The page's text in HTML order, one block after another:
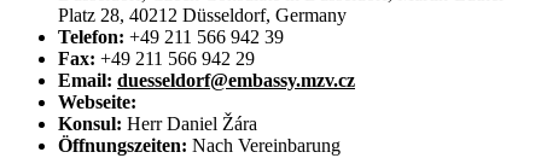
Platz 28, 40212 Düsseldorf, Germany
Telefon: +49 211 566 942 39
Fax: +49 211 566 942 29
Email: duesseldorf@embassy.mzv.cz
Webseite:
Konsul: Herr Daniel Žára
Öffnungszeiten: Nach Vereinbarung